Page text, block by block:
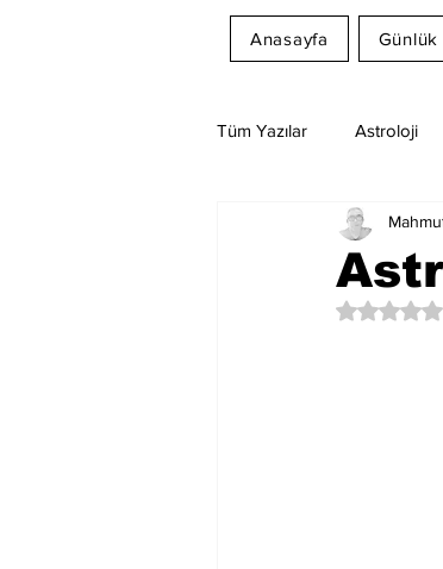
Anasayfa Günlük
Tüm Yazılar Astroloji
Rüya Tabirleri Ay
5